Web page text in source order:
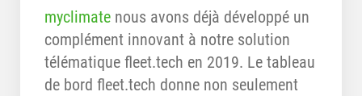
myclimate nous avons déjà développé un
complément innovant à notre solution
télématique fleet.tech en 2019. Le tableau
de bord fleet.tech donne non seulement